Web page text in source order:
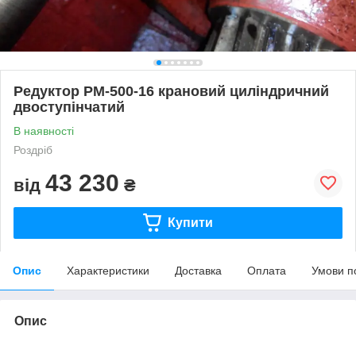
Редуктор РМ-500-16 крановий циліндричний
двоступінчатий
В наявності
Роздріб
від 43 230 ₴
Купити
Опис Характеристики Доставка Оплата Умови
Опис